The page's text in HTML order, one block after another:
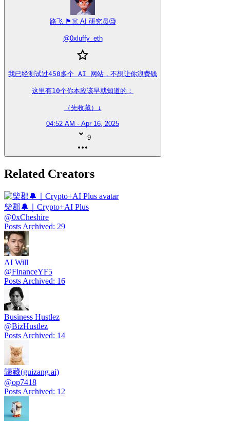
路飞 🏴‍☠️ AI 研究员🧐
@0xluffy_eth
我已经测试过450多个 AI 网站，不想让你浪费钱
这里有10个你本应该早就知道的：
（先收藏）↓
04:52 AM · Apr 16, 2025
9
Related Creators
柴郡🔔｜Crypto+AI Plus
@0xCheshire
Posts Archived: 29
AI Will
@FinanceYF5
Posts Archived: 16
Business Hustlez
@BizHustlez
Posts Archived: 14
歸藏(guizang.ai)
@op7418
Posts Archived: 12